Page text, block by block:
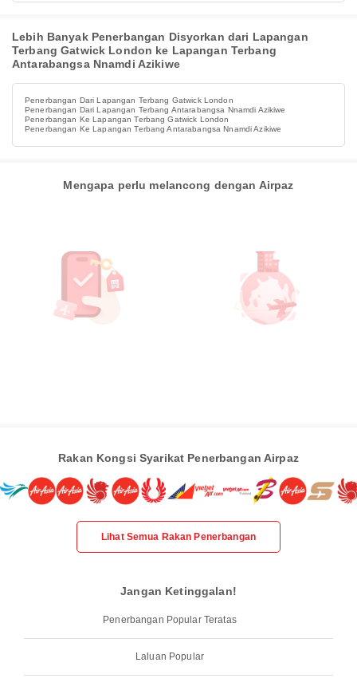
Lebih Banyak Penerbangan Disyorkan dari Lapangan
Terbang Gatwick London ke Lapangan Terbang
Antarabangsa Nnamdi Azikiwe
Penerbangan Dari Lapangan Terbang Gatwick London
Penerbangan Dari Lapangan Terbang Antarabangsa Nnamdi Azikiwe
Penerbangan Ke Lapangan Terbang Gatwick London
Penerbangan Ke Lapangan Terbang Antarabangsa Nnamdi Azikiwe
Mengapa perlu melancong dengan Airpaz
Rakan Kongsi Syarikat Penerbangan Airpaz
Lihat Semua Rakan Penerbangan
Jangan Ketinggalan!
Penerbangan Popular Teratas
Laluan Popular